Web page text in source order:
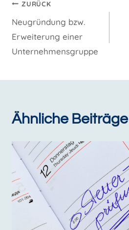
Beitragsnavigation
ZURÜCK
Neugründung bzw.
Erweiterung einer
Unternehmensgruppe
Ähnliche Beiträge